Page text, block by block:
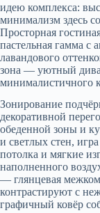
идею комплекса:
минимализм здесь
Просторная
пастельная гамма с
лавандового
зона — уютный
минималистичного
Зонирование
декоративной
обеденной зоны и
и светлых стен,
потолка и мягкие
наполненного
— глянцевая
контрастируют с
графичный ковёр